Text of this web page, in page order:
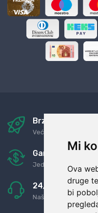
Mi
Ova
druge
bi
Brza i sigurna
Već za nekoliko dana
Garancija u
Jednostavno pravilo:
24/7 odlična
Naši agenti uvijek na